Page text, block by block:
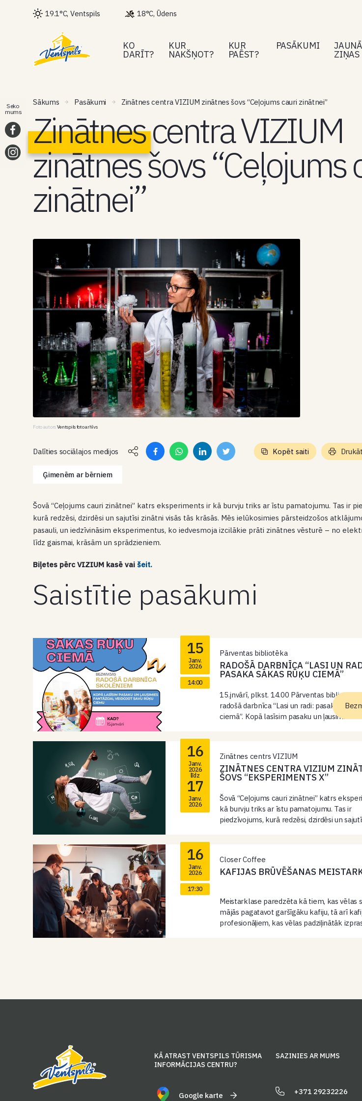
19.1°C, Ventspils 18°C, Ūdens
KO
DARĪT?
KUR
NAKŠŅOT?
KUR
PAĒST?
PASĀKUMI
ZIŅAS
Sākums Pasākumi Zinātnes centra VIZIUM zinātnes šovs “Ceļojums cauri zinātnei”
Zinātnes centra VIZIUM
zinātnes šovs “Ceļojums
zinātnei”
Foto autorsVentspils foto arhīvs
Dalīties sociālajos medijos Kopēt saiti Drukāt
Ģimenēm ar bērniem
Šovā “Ceļojums cauri zinātnei” katrs eksperiments ir kā burvju triks ar īstu pamatojumu. Tas ir
kurā redzēsi, dzirdēsi un sajutīsi zinātni visās tās krāsās. Mēs ielūkosimies pārsteidzošos
pasauli, un iedzīvināsim eksperimentus, ko iedvesmoja izcilākie prāti zinātnes vēsturē – no
līdz gaismai, krāsām un sprādzieniem.
Biļetes pērc VIZIUM kasē vai šeit.
Saistītie pasākumi
15
Janv.
2026
14:00
Pārventas bibliotēka
RADOŠĀ DARBNĪCA “LASI UN
PASAKA SĀKAS RŪĶU CIEMĀ”
15.jnvārī, plkst. 14.00 Pārventas bibliotēkā
radošā darbnīca “Lasi un radi: pasaka sākas
ciemā”. Kopā lasīsim pasaku un ļausimies
16
Janv.
2026
līdz
17
Janv.
2026
Zinātnes centrs VIZIUM
ZINĀTNES CENTRA VIZIUM
ŠOVS “EKSPERIMENTS X”
Šovā “Ceļojums cauri zinātnei” katrs
kā burvju triks ar īstu pamatojumu. Tas ir
piedzīvojums, kurā redzēsi, dzirdēsi un
16
Janv.
2026
17:30
Closer Coffee
KAFIJAS BRŪVĒŠANAS
Meistarklase paredzēta kā tiem, kas vēlas
mājās pagatavot garšīgāku kafiju, tā arī
profesionāļiem, kas vēlas padziļinātāk
Seko
mums
KĀ ATRAST VENTSPILS TŪRISMA
INFORMĀCIJAS CENTRU?
SAZINIES AR MUMS
Google karte +371 29232226